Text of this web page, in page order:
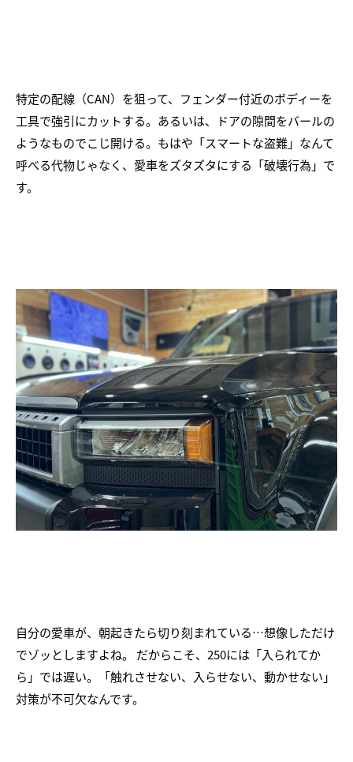
特定の配線（CAN）を狙って、フェンダー付近のボディーを
工具で強引にカットする。あるいは、ドアの隙間をバールの
ようなものでこじ開ける。もはや「スマートな盗難」なんて
呼べる代物じゃなく、愛車をズタズタにする「破壊行為」で
す。
自分の愛車が、朝起きたら切り刻まれている…想像しただけ
でゾッとしますよね。 だからこそ、250には「入られてか
ら」では遅い。「触れさせない、入らせない、動かせない」
対策が不可欠なんです。